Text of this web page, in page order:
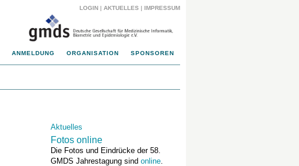
LOGIN | AKTUELLES | IMPRESSUM
ANMELDUNG ORGANISATION SPONSOREN
Aktuelles
Fotos online
Die Fotos und Eindrücke der 58.
GMDS Jahrestagung sind online.